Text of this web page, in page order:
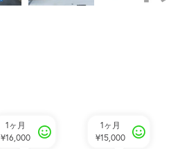
1ヶ月
¥16,000
1ヶ月
¥15,000